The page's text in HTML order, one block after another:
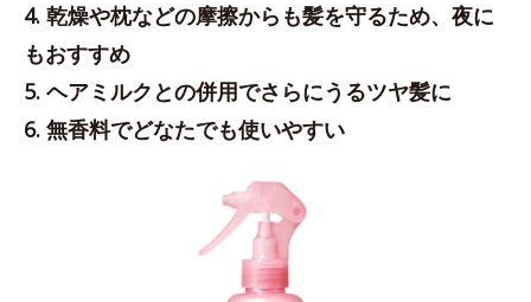
4. 乾燥や枕などの摩擦からも髪を守るため、夜に
もおすすめ
5. ヘアミルクとの併用でさらにうるツヤ髪に
6. 無香料でどなたでも使いやすい